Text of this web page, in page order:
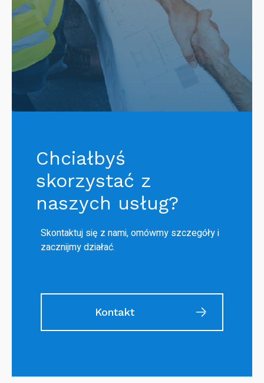
Chciałbyś
skorzystać z
naszych usług?
Skontaktuj się z nami, omówmy szczegóły i
zacznijmy działać.
Kontakt